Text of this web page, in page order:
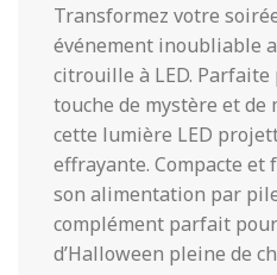
Transformez votre
événement inoubliable
citrouille à LED.
touche de mystère et de
cette lumière LED
effrayante. Compacte et
son alimentation par
complément parfait
d’Halloween pleine de